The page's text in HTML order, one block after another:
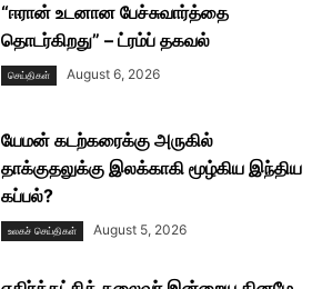
“ஈரான் உடனான பேச்சுவார்த்தை
தொடர்கிறது” – ட்ரம்ப் தகவல்
செய்திகள் August 6, 2026
யேமன் கடற்கரைக்கு அருகில்
தாக்குதலுக்கு இலக்காகி மூழ்கிய இந்திய
கப்பல்?
உலகச் செய்திகள் August 5, 2026